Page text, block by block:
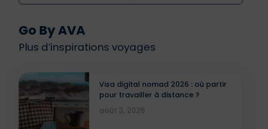
Go By AVA
Plus d’inspirations voyages
Visa digital nomad 2026 : où partir
pour travailler à distance ?
août 3, 2026